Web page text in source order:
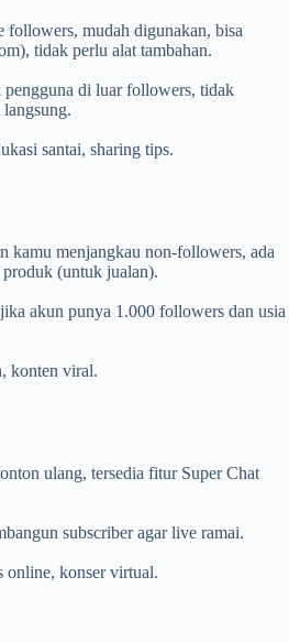
followers, mudah digunakan, bisa
tidak perlu alat tambahan.
pengguna di luar followers, tidak
santai, sharing tips.
kamu menjangkau non-followers, ada
(untuk jualan).
akun punya 1.000 followers dan usia
konten viral.
ulang, tersedia fitur Super Chat
subscriber agar live ramai.
online, konser virtual.